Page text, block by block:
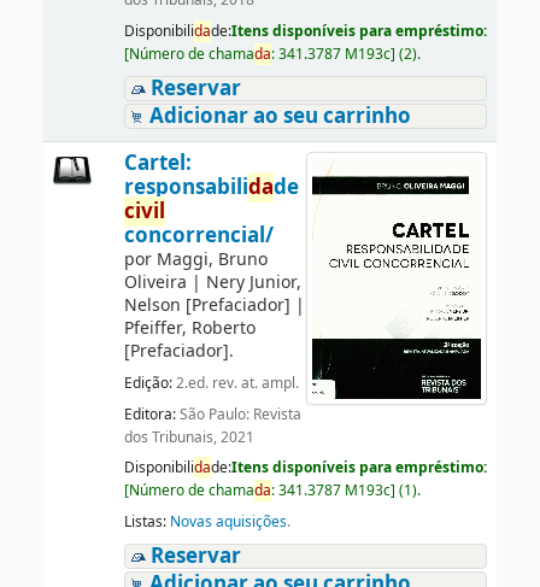
Disponibilidade:Itens disponíveis para empréstimo:
[Número de chamada:341.3787 M193c] (2).
Reservar
Adicionar ao seu carrinho
Cartel:
responsabilidade
civil
concorrencial/
por Maggi, Bruno
Oliveira | Nery Junior,
Nelson [Prefaciador] |
Pfeiffer, Roberto
[Prefaciador].
Edição:2.ed. rev. at. ampl.
Editora:São Paulo: Revista
dos Tribunais, 2021
Disponibilidade:Itens disponíveis para empréstimo:
[Número de chamada:341.3787 M193c] (1).
Listas: Novas aquisições.
Reservar